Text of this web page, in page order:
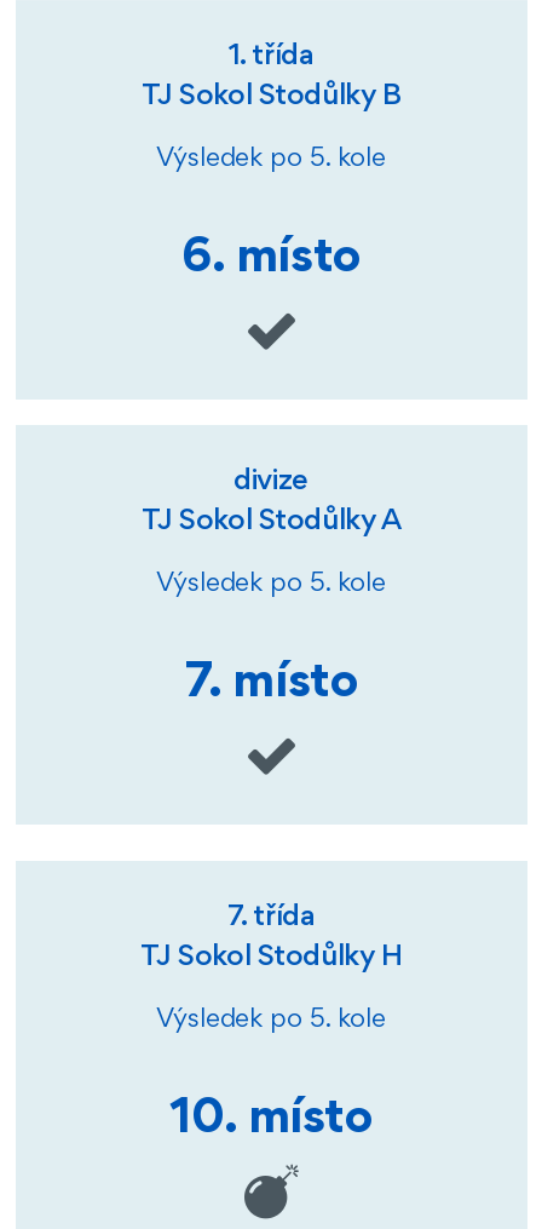
1. třída
TJ Sokol Stodůlky B
Výsledek po 5. kole
6. místo
divize
TJ Sokol Stodůlky A
Výsledek po 5. kole
7. místo
7. třída
TJ Sokol Stodůlky H
Výsledek po 5. kole
10. místo